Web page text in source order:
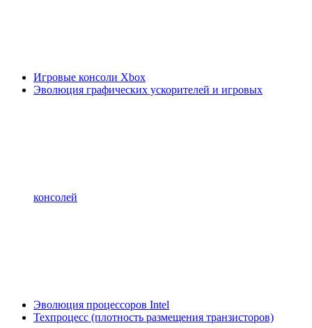
Игровые консоли Xbox
Эволюция графических ускорителей и игровых
консолей
Эволюция процессоров Intel
Техпроцесс (плотность размещения транзисторов)